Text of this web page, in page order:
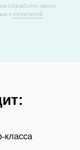
обработку своих
с политикой
класса